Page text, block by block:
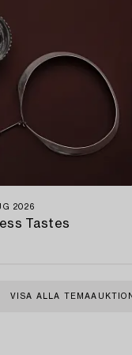
2026
Tastes
VISA ALLA